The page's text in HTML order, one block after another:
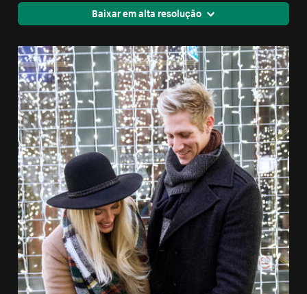
Baixar em alta resolução